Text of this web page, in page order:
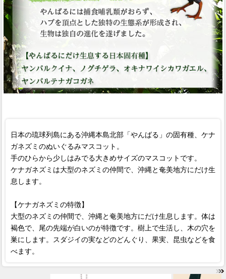
日本の琉球列島にある沖縄本島北部「やんばる」の固有種、ケナ
ガネズミのぬいぐるみマスコット。
手のひらから少しはみでる大きめサイズのマスコットです。
ケナガネズミは大型のネズミの仲間で、沖縄と奄美地方にだけ生
息します。
【ケナガネズミの特徴】
大型のネズミの仲間で、沖縄と奄美地方にだけ生息します。体は
褐色で、尾の先端が白いのが特徴です。樹上で生活し、木の穴を
巣にします。スダジイの実などのどんぐり、果実、昆虫などを食
べます。